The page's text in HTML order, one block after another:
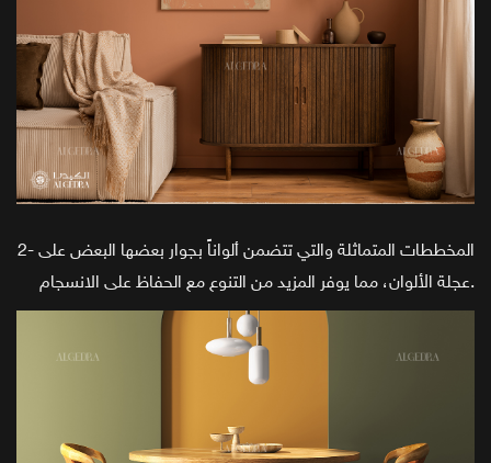
2- المخططات المتماثلة والتي تتضمن ألواناً بجوار بعضها البعض على
عجلة الألوان، مما يوفر المزيد من التنوع مع الحفاظ على الانسجام.